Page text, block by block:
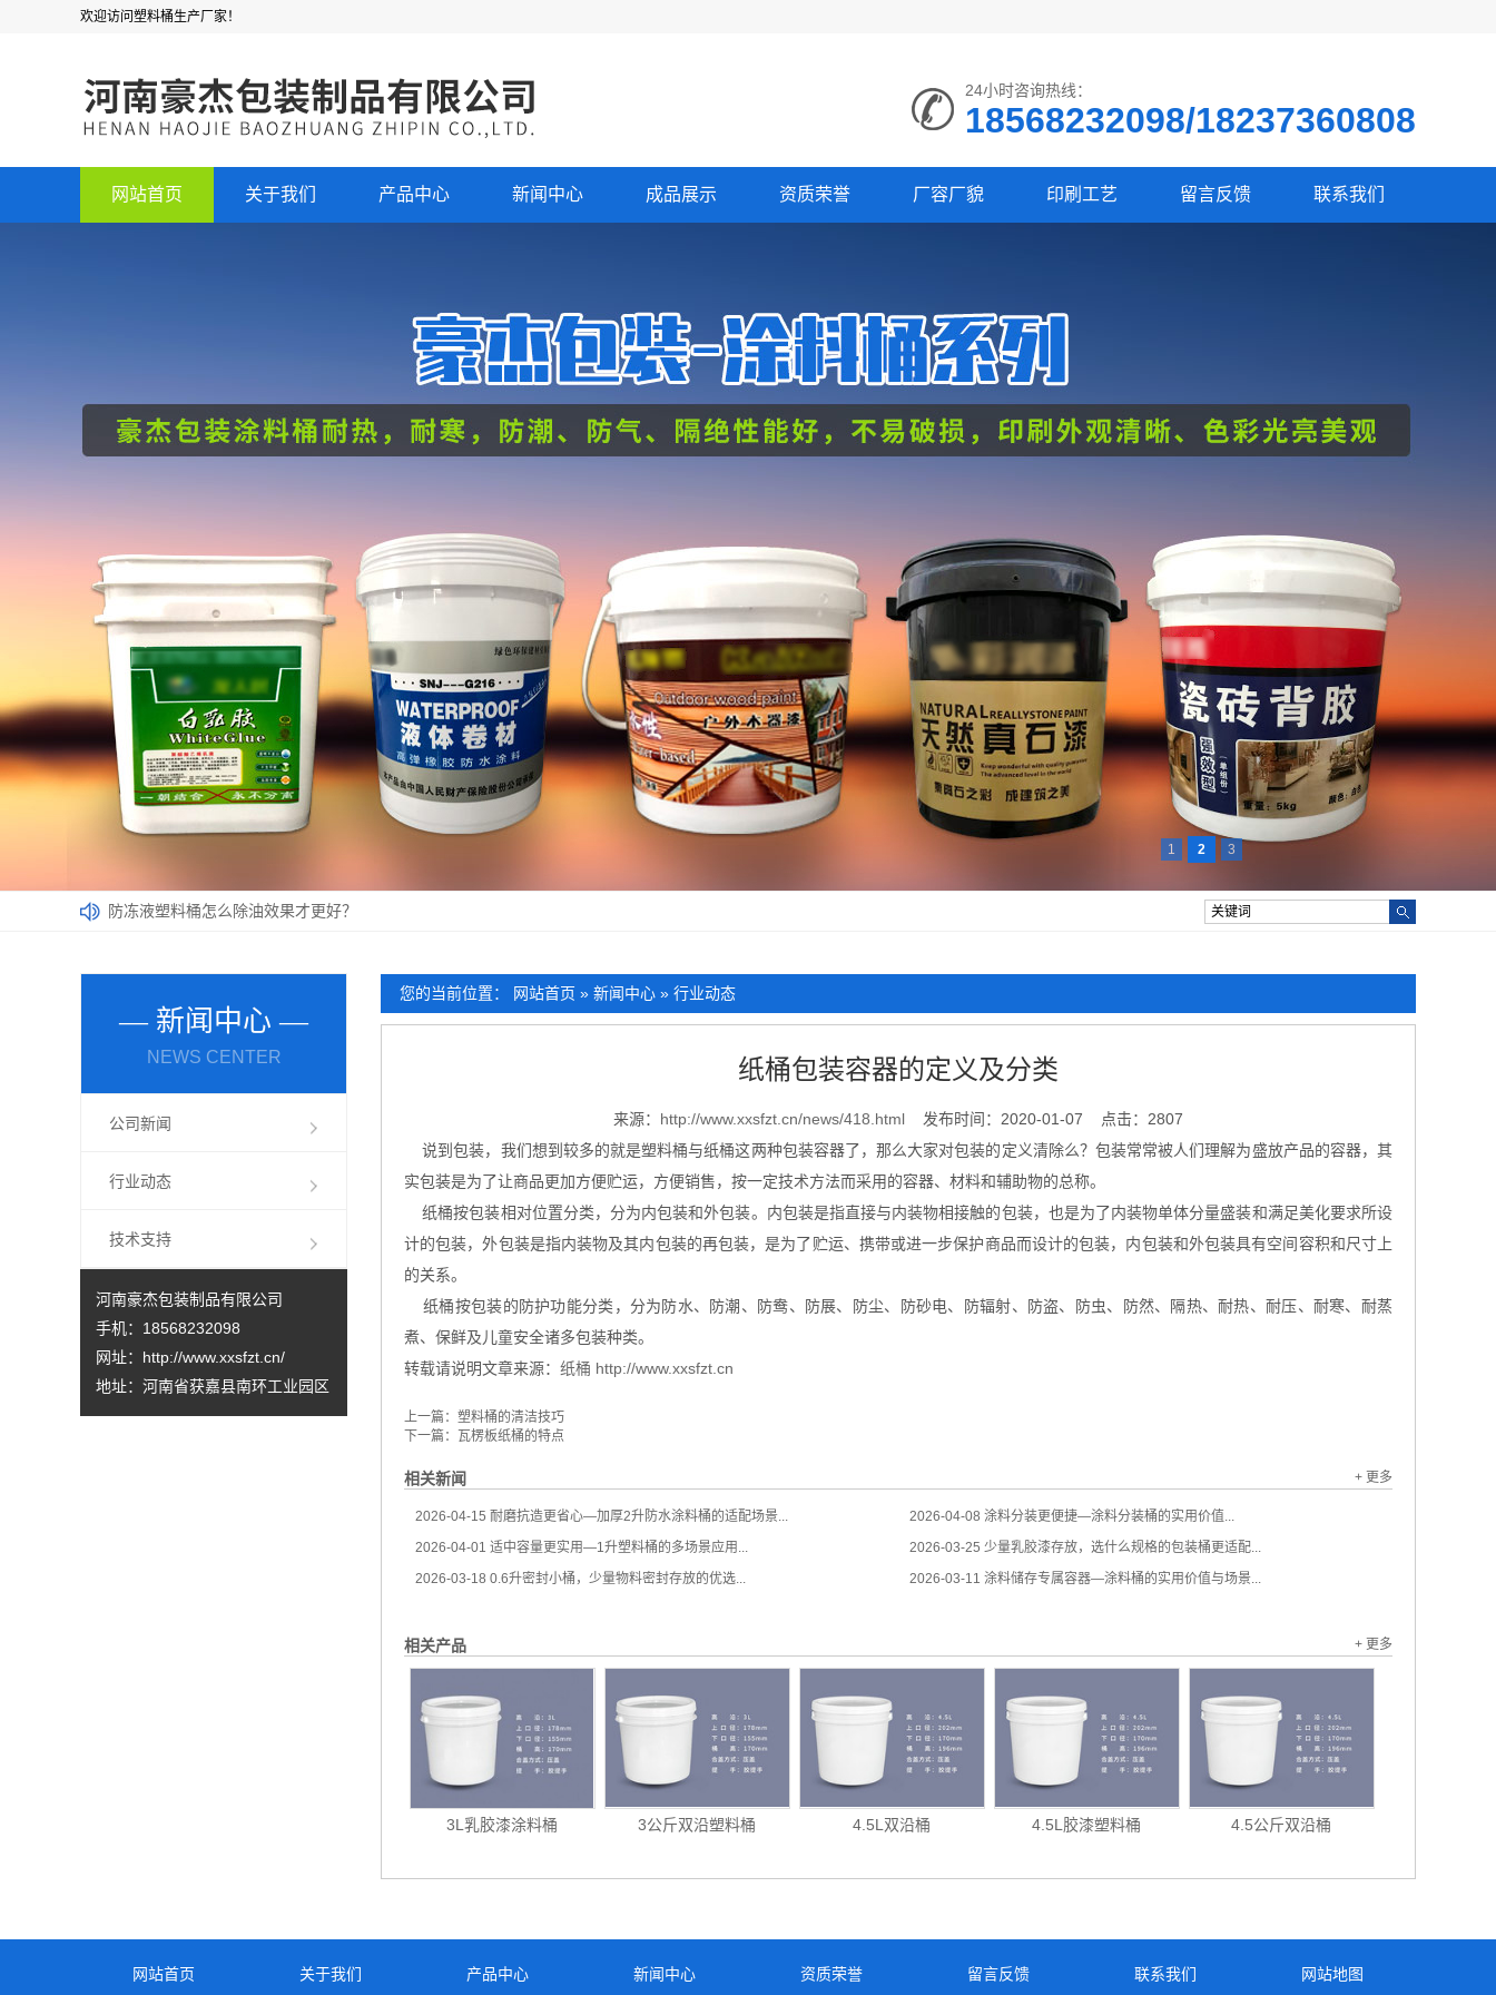
欢迎访问塑料桶生产厂家！
24小时咨询热线：
18568232098/18237360808
网站首页 关于我们 产品中心 新闻中心 成品展示 资质荣誉 厂容厂貌 印刷工艺 留言反馈 联系我们
1 2 3
厂家带您了解影响塑料桶价格的因素
如何充分发挥塑料桶的优势？塑料桶厂家来分析
您的当前位置： 网站首页 » 新闻中心 » 行业动态
纸桶包装容器的定义及分类
来源： http://www.xxsfzt.cn/news/418.html 发布时间：2020-01-07
点击：2807
说到包装，我们想到较多的就是塑料桶与纸桶这两种包装容器了，那么大家对包装的定义清除么？包装常常被人们理解为盛放产品的容器，其
实包装是为了让商品更加方便贮运，方便销售，按一定技术方法而采用的容器、材料和辅助物的总称。
纸桶按包装相对位置分类，分为内包装和外包装。内包装是指直接与内装物相接触的包装，也是为了内装物单体分量盛装和满足美化要求所设
计的包装，外包装是指内装物及其内包装的再包装，是为了贮运、携带或进一步保护商品而设计的包装，内包装和外包装具有空间容积和尺寸上
的关系。
纸桶按包装的防护功能分类，分为防水、防潮、防鸯、防展、防尘、防砂电、防辐射、防盗、防虫、防然、隔热、耐热、耐压、耐寒、耐蒸
煮、保鲜及儿童安全诸多包装种类。
转载请说明文章来源： 纸桶 http://www.xxsfzt.cn
上一篇： 塑料桶的清洁技巧
下一篇：
瓦楞板纸桶的特点
相关新闻 + 更多
2026-04-15 耐磨抗造更省心—加厚2升防水涂料桶的适配场景... 2026-04-08 涂料分装更便捷—涂料分装桶的实用价值...
2026-04-01 适中容量更实用—1升塑料桶的多场景应用... 2026-03-25 少量乳胶漆存放，选什么规格的包装桶更适配...
2026-03-18 0.6升密封小桶，少量物料密封存放的优选... 2026-03-11 涂料储存专属容器—涂料桶的实用价值与场景...
相关产品 + 更多
3L乳胶漆涂料桶 3公斤双沿塑料桶 4.5L双沿桶 4.5L胶漆塑料桶 4.5公斤双沿桶
— 新闻中心 —
NEWS CENTER
公司新闻
行业动态
技术支持
河南豪杰包装制品有限公司
手机：18568232098
网址： http://www.xxsfzt.cn/
地址：河南省获嘉县南环工业园区
网站首页 关于我们 产品中心 新闻中心 资质荣誉 留言反馈 联系我们 网站地图